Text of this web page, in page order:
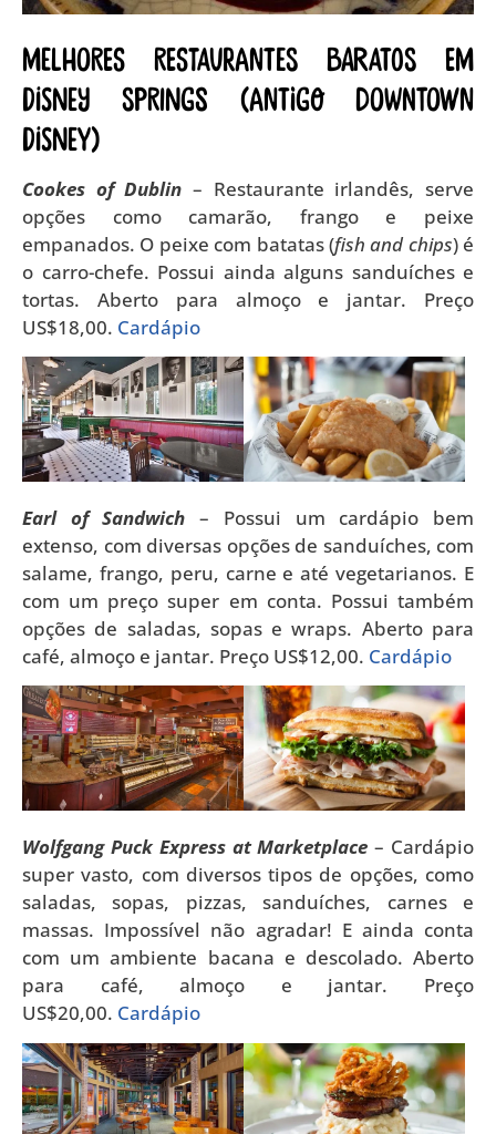
Melhores restaurantes baratos em
Disney Springs (antigo Downtown
Disney)
Cookes of Dublin – Restaurante irlandês, serve
opções como camarão, frango e peixe
empanados. O peixe com batatas (fish and chips) é
o carro-chefe. Possui ainda alguns sanduíches e
tortas. Aberto para almoço e jantar. Preço
US$18,00. Cardápio
Earl of Sandwich– Possui um cardápio bem
extenso, com diversas opções de sanduíches, com
salame, frango, peru, carne e até vegetarianos. E
com um preço super em conta. Possui também
opções de saladas, sopas e wraps. Aberto para
café, almoço e jantar. Preço US$12,00. Cardápio
Wolfgang Puck Express at Marketplace– Cardápio
super vasto, com diversos tipos de opções, como
saladas, sopas, pizzas, sanduíches, carnes e
massas. Impossível não agradar! E ainda conta
com um ambiente bacana e descolado. Aberto
para café, almoço e jantar. Preço
US$20,00. Cardápio